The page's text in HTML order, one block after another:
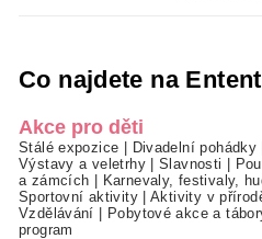
Co najdete na
Akce pro děti
Stálé expozice Divadelní pohádky
Výstavy a veletrhy|Slavnosti
a zámcích
Karnevaly, festivaly,
Sportovní aktivity|Aktivity v
Vzdělávání
Pobytové akce a
program